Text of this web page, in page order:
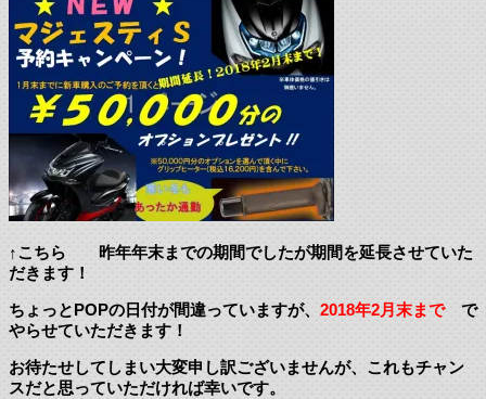
↑こちら 昨年年末までの期間でしたが期間を延長させていた
だきます！
ちょっとPOPの日付が間違っていますが、2018年2月末までで
やらせていただきます！
お待たせしてしまい大変申し訳ございませんが、これもチャン
スだと思っていただければ幸いです。